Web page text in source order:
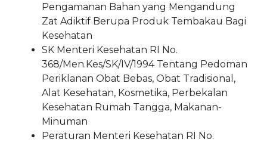
Pengamanan Bahan yang Mengandung
Zat Adiktif Berupa Produk Tembakau Bagi
Kesehatan
SK Menteri Kesehatan RI No.
368/Men.Kes/SK/IV/1994 Tentang Pedoman
Periklanan Obat Bebas, Obat Tradisional,
Alat Kesehatan, Kosmetika, Perbekalan
Kesehatan Rumah Tangga, Makanan-
Minuman
Peraturan Menteri Kesehatan RI No.